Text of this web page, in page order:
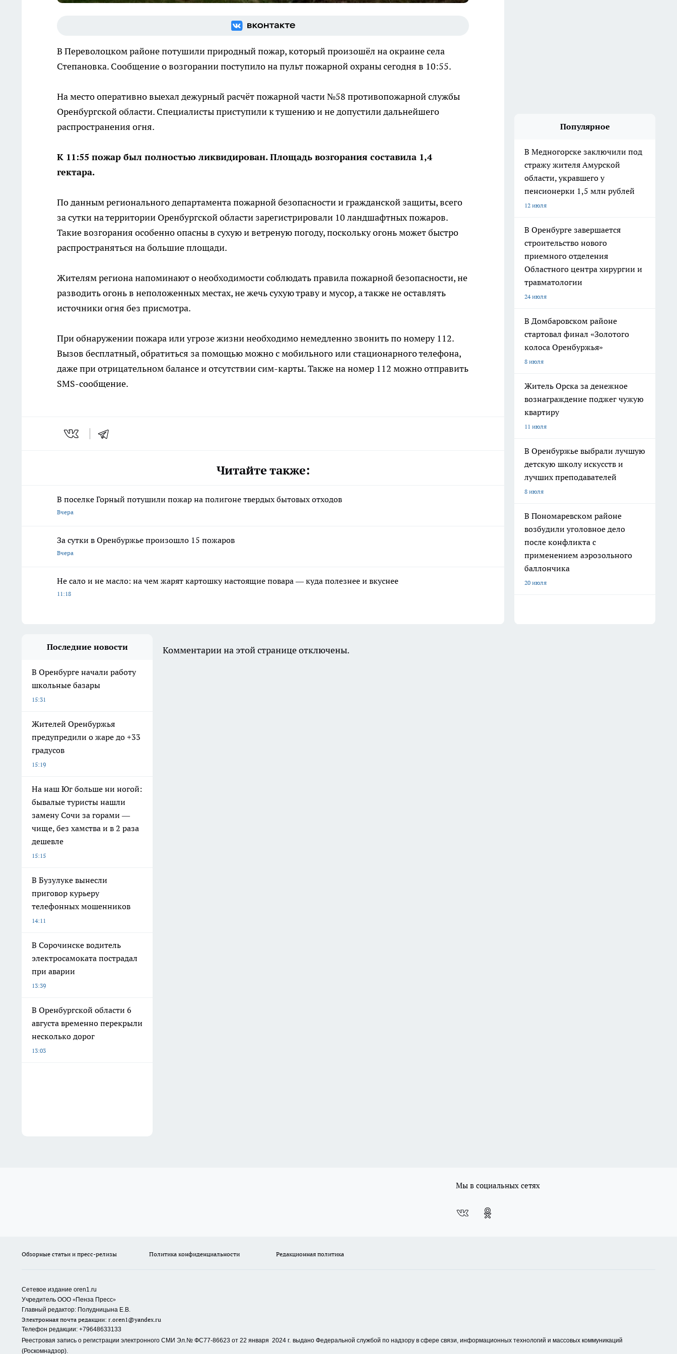
В Переволоцком районе потушили природный пожар, который произошёл на окраине села
Степановка. Сообщение о возгорании поступило на пульт пожарной охраны сегодня в 10:55.
На место оперативно выехал дежурный расчёт пожарной части №58 противопожарной службы
Оренбургской области. Специалисты приступили к тушению и не допустили дальнейшего
распространения огня.
К 11:55 пожар был полностью ликвидирован. Площадь возгорания составила 1,4
гектара.
По данным регионального департамента пожарной безопасности и гражданской защиты, всего
за сутки на территории Оренбургской области зарегистрировали 10 ландшафтных пожаров.
Такие возгорания особенно опасны в сухую и ветреную погоду, поскольку огонь может быстро
распространяться на большие площади.
Жителям региона напоминают о необходимости соблюдать правила пожарной безопасности, не
разводить огонь в неположенных местах, не жечь сухую траву и мусор, а также не оставлять
источники огня без присмотра.
При обнаружении пожара или угрозе жизни необходимо немедленно звонить по номеру 112.
Вызов бесплатный, обратиться за помощью можно с мобильного или стационарного телефона,
даже при отрицательном балансе и отсутствии сим-карты. Также на номер 112 можно отправить
SMS-сообщение.
Читайте также:
В поселке Горный потушили пожар на полигоне твердых бытовых отходов
Вчера
За сутки в Оренбуржье произошло 15 пожаров
Вчера
Не сало и не масло: на чем жарят картошку настоящие повара — куда полезнее и вкуснее
11:18
Популярное
В Медногорске заключили под
стражу жителя Амурской
области, укравшего у
пенсионерки 1,5 млн рублей
12 июля
В Оренбурге завершается
строительство нового
приемного отделения
Областного центра хирургии и
травматологии
24 июля
В Домбаровском районе
стартовал финал «Золотого
колоса Оренбуржья»
8 июля
Житель Орска за денежное
вознаграждение поджег чужую
квартиру
11 июля
В Оренбуржье выбрали лучшую
детскую школу искусств и
лучших преподавателей
8 июля
В Пономаревском районе
возбудили уголовное дело
после конфликта с
применением аэрозольного
баллончика
20 июля
Последние новости
В Оренбурге начали работу
школьные базары
15:31
Жителей Оренбуржья
предупредили о жаре до +33
градусов
15:19
На наш Юг больше ни ногой:
бывалые туристы нашли
замену Сочи за горами —
чище, без хамства и в 2 раза
дешевле
15:15
В Бузулуке вынесли
приговор курьеру
телефонных мошенников
14:11
В Сорочинске водитель
электросамоката пострадал
при аварии
13:39
В Оренбургской области 6
августа временно перекрыли
несколько дорог
13:03
Комментарии на этой странице отключены.
Мы в социальных сетях
Обзорные статьи и пресс-релизы Политика конфиденциальности Редакционная политика
Сетевое издание oren1.ru
Учредитель ООО «Пенза Пресс»
Главный редактор: Полудницына Е.В.
Электронная почта редакции: r.oren1@yandex.ru
Телефон редакции: +79648633133
Реестровая запись о регистрации электронного СМИ Эл.№ ФС77-86623 от 22 января 2024 г. выдано Федеральной службой по надзору в сфере связи, информационных технологий и массовых коммуникаций
(Роскомнадзор).